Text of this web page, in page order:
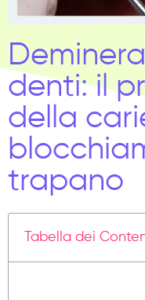
denti: il
della
trapano
Tabella dei